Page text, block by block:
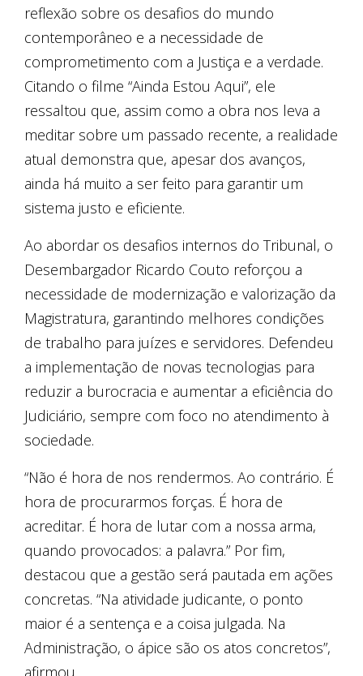
reflexão sobre os desafios do mundo
contemporâneo e a necessidade de
comprometimento com a Justiça e a verdade.
Citando o filme “Ainda Estou Aqui”, ele
ressaltou que, assim como a obra nos leva a
meditar sobre um passado recente, a realidade
atual demonstra que, apesar dos avanços,
ainda há muito a ser feito para garantir um
sistema justo e eficiente.
Ao abordar os desafios internos do Tribunal, o
Desembargador Ricardo Couto reforçou a
necessidade de modernização e valorização da
Magistratura, garantindo melhores condições
de trabalho para juízes e servidores. Defendeu
a implementação de novas tecnologias para
reduzir a burocracia e aumentar a eficiência do
Judiciário, sempre com foco no atendimento à
sociedade.
“Não é hora de nos rendermos. Ao contrário. É
hora de procurarmos forças. É hora de
acreditar. É hora de lutar com a nossa arma,
quando provocados: a palavra.” Por fim,
destacou que a gestão será pautada em ações
concretas. “Na atividade judicante, o ponto
maior é a sentença e a coisa julgada. Na
Administração, o ápice são os atos concretos”,
afirmou.